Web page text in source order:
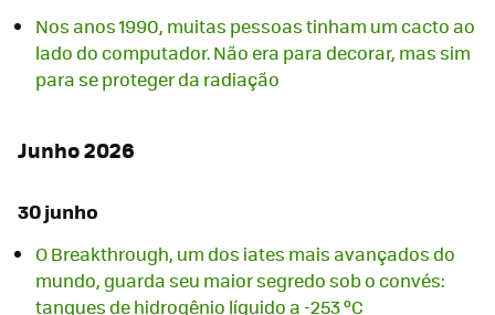
Nos anos 1990, muitas pessoas tinham um cacto ao
lado do computador. Não era para decorar, mas sim
para se proteger da radiação
Junho 2026
30 junho
O Breakthrough, um dos iates mais avançados do
mundo, guarda seu maior segredo sob o convés:
tanques de hidrogênio líquido a -253 ºC